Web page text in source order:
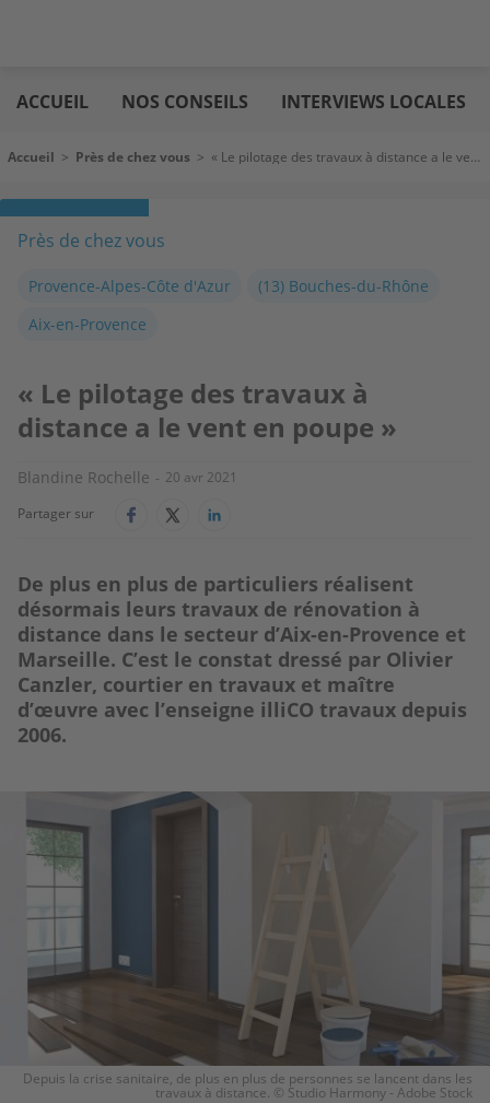
au
contenu
immo
ACCUEIL NOS CONSEILS INTERVIEWS LOCALES
Fil d'Ariane
Accueil > Près de chez vous > « Le pilotage des travaux à distance a le vent en poupe »
Près de chez vous
Provence-Alpes-Côte d'Azur
(13) Bouches-du-Rhône
Aix-en-Provence
« Le pilotage des travaux à
distance a le vent en poupe »
Blandine Rochelle
20 avr 2021
Partager sur
De plus en plus de particuliers réalisent
désormais leurs travaux de rénovation à
distance dans le secteur d’Aix-en-Provence et
Marseille. C’est le constat dressé par Olivier
Canzler, courtier en travaux et maître
d’œuvre avec l’enseigne illiCO travaux depuis
2006.
Depuis la crise sanitaire, de plus en plus de personnes se lancent dans les
travaux à distance. © Studio Harmony - Adobe Stock